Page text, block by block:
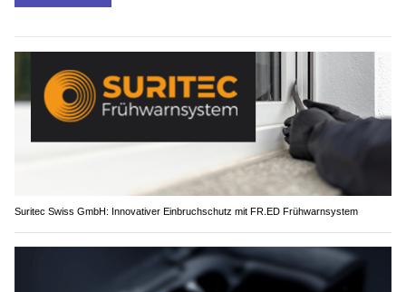
Suritec Swiss GmbH: Innovativer Einbruchschutz mit FR.ED Frühwarnsystem